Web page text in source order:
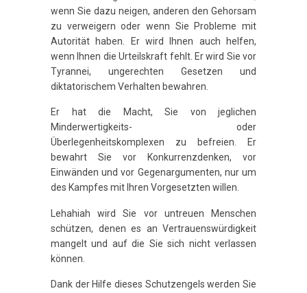
wenn Sie dazu neigen, anderen den Gehorsam
zu verweigern oder wenn Sie Probleme mit
Autorität haben. Er wird Ihnen auch helfen,
wenn Ihnen die Urteilskraft fehlt. Er wird Sie vor
Tyrannei, ungerechten Gesetzen und
diktatorischem Verhalten bewahren.
Er hat die Macht, Sie von jeglichen
Minderwertigkeits- oder
Überlegenheitskomplexen zu befreien. Er
bewahrt Sie vor Konkurrenzdenken, vor
Einwänden und vor Gegenargumenten, nur um
des Kampfes mit Ihren Vorgesetzten willen.
Lehahiah wird Sie vor untreuen Menschen
schützen, denen es an Vertrauenswürdigkeit
mangelt und auf die Sie sich nicht verlassen
können.
Dank der Hilfe dieses Schutzengels werden Sie